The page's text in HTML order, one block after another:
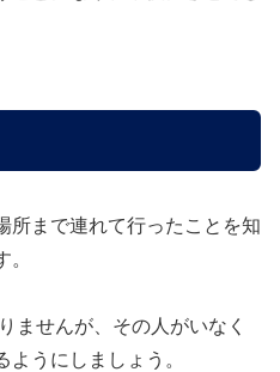
所まで連れて行ったことを知
ませんが、その人がいなく
うにしましょう。